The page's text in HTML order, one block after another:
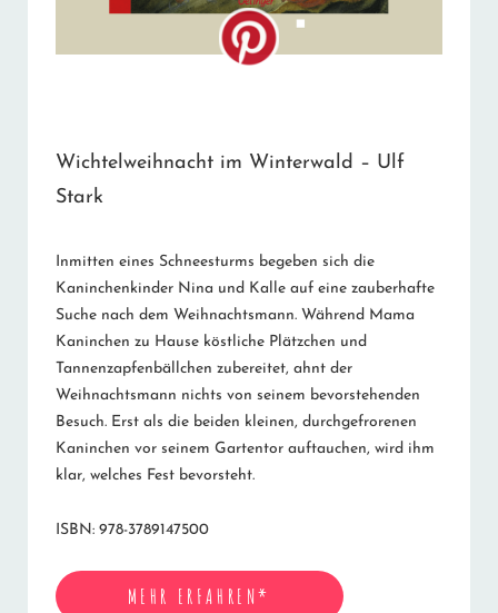
Wichtelweihnacht im Winterwald – Ulf
Stark
Inmitten eines Schneesturms begeben sich die
Kaninchenkinder Nina und Kalle auf eine zauberhafte
Suche nach dem Weihnachtsmann. Während Mama
Kaninchen zu Hause köstliche Plätzchen und
Tannenzapfenbällchen zubereitet, ahnt der
Weihnachtsmann nichts von seinem bevorstehenden
Besuch. Erst als die beiden kleinen, durchgefrorenen
Kaninchen vor seinem Gartentor auftauchen, wird ihm
klar, welches Fest bevorsteht.
ISBN: 978-3789147500
MEHR ERFAHREN*